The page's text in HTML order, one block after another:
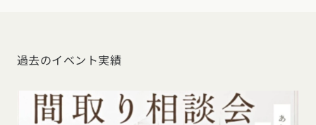
過去のイベント実績